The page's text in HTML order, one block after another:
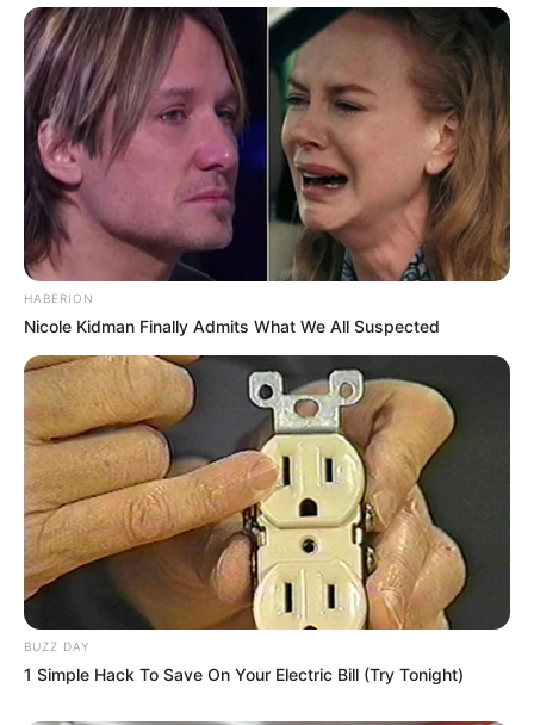
HABERION
Nicole Kidman Finally Admits What We All Suspected
BUZZ DAY
1 Simple Hack To Save On Your Electric Bill (Try Tonight)